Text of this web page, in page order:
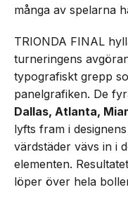
många av spelarna
TRIONDA FINAL
turneringens
typografiskt grepp
panelgrafiken. De
Dallas, Atlanta,
lyfts fram i
värdstäder vävs in i
elementen.
löper över hela